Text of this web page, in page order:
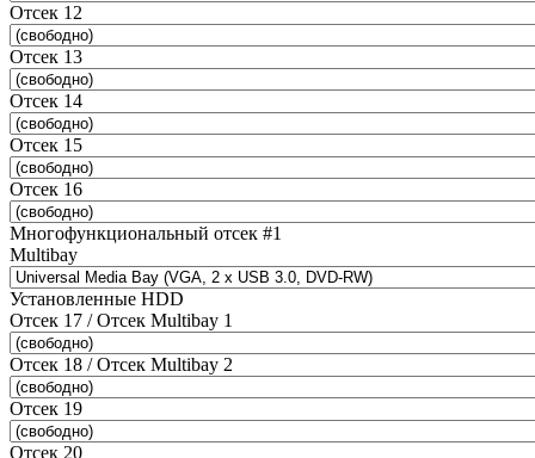
Отсек 12
Отсек 13
Отсек 14
Отсек 15
Отсек 16
Многофункциональный отсек #1
Multibay
Установленные HDD
Отсек 17 / Отсек Multibay 1
Отсек 18 / Отсек Multibay 2
Отсек 19
Отсек 20